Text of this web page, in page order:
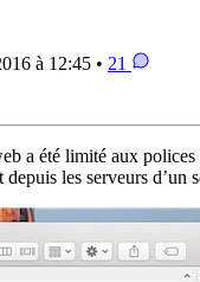
à 12:45 • 21
a été limité aux
les serveurs d’un